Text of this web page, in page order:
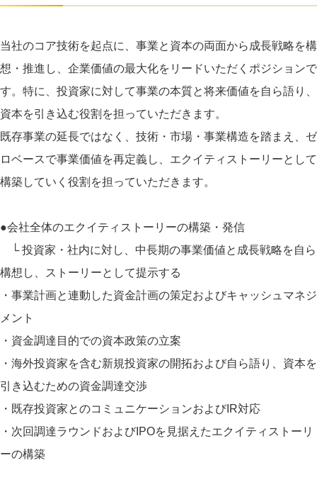
当社のコア技術を起点に、事業と資本の両面から成長戦略を構
想・推進し、企業価値の最大化をリードいただくポジションで
す。特に、投資家に対して事業の本質と将来価値を自ら語り、
資本を引き込む役割を担っていただきます。
既存事業の延長ではなく、技術・市場・事業構造を踏まえ、ゼ
ロベースで事業価値を再定義し、エクイティストーリーとして
構築していく役割を担っていただきます。
●会社全体のエクイティストーリーの構築・発信
└ 投資家・社内に対し、中長期の事業価値と成長戦略を自ら
構想し、ストーリーとして提示する
・事業計画と連動した資金計画の策定およびキャッシュマネジ
メント
・資金調達目的での資本政策の立案
・海外投資家を含む新規投資家の開拓および自ら語り、資本を
引き込むための資金調達交渉
・既存投資家とのコミュニケーションおよびIR対応
・次回調達ラウンドおよびIPOを見据えたエクイティストーリ
ーの構築